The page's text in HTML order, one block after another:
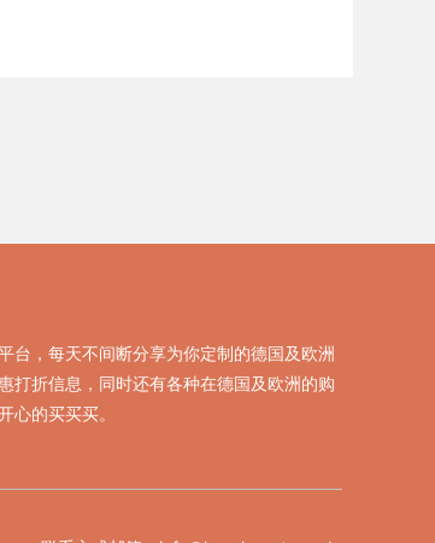
台，每天不间断分享为你定制的德国及欧洲
打折信息，同时还有各种在德国及欧洲的购
心的买买买。